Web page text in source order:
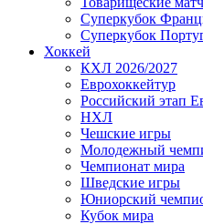
Суперкубок
Суперкубок
Хоккей
КХЛ 2026/2027
Еврохоккейтур
Российский этап
НХЛ
Чешские игры
Молодежный
Чемпионат мира
Шведские игры
Юниорский
Кубок мира